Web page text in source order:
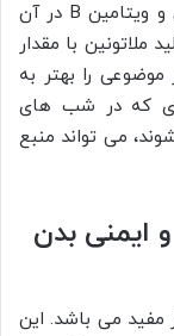
تقویت حافظه کمک کند. وجود استیل کولین و ویتامین B در آن
با مقدار
را بهتر به
که در شب های
می تواند منبع
بدن
مفید می باشد. این